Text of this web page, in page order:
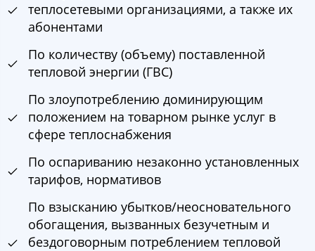
теплосетевыми организациями, а также их
абонентами
По количеству (объему) поставленной
тепловой энергии (ГВС)
По злоупотреблению доминирующим
положением на товарном рынке услуг в
сфере теплоснабжения
По оспариванию незаконно установленных
тарифов, нормативов
По взысканию убытков/неосновательного
обогащения, вызванных безучетным и
бездоговорным потреблением тепловой